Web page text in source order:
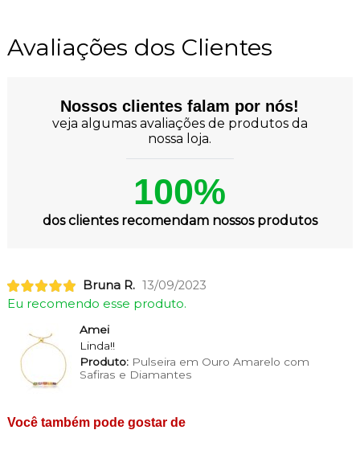
Avaliações dos Clientes
Nossos clientes falam por nós!
veja algumas avaliações de produtos da
nossa loja.
100%
dos clientes recomendam nossos produtos
Bruna R. 13/09/2023
Eu recomendo esse produto.
Amei
Linda!!
Produto:Pulseira em Ouro Amarelo com
Safiras e Diamantes
Você também pode gostar de